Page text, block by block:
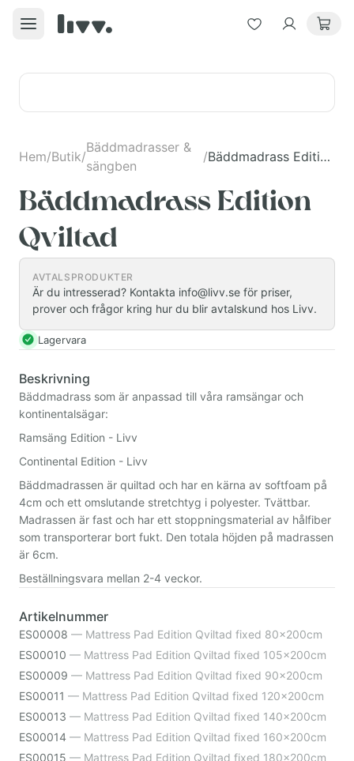
Hem/Butik/
Bäddmadrasser &
sängben
/ Bäddmadrass Edition Qviltad
Bäddmadrass Edition
Qviltad
AVTALSPRODUKTER
Är du intresserad? Kontakta info@livv.se för priser,
prover och frågor kring hur du blir avtalskund hos Livv.
Lagervara
Beskrivning
Bäddmadrass som är anpassad till våra ramsängar och
kontinentalsägar:
Ramsäng Edition - Livv
Continental Edition - Livv
Bäddmadrassen är quiltad och har en kärna av softfoam på
4cm och ett omslutande stretchtyg i polyester. Tvättbar.
Madrassen är fast och har ett stoppningsmaterial av hålfiber
som transporterar bort fukt. Den totala höjden på madrassen
är 6cm.
Beställningsvara mellan 2-4 veckor.
Artikelnummer
ES00008 — Mattress Pad Edition Qviltad fixed 80x200cm
ES00010 — Mattress Pad Edition Qviltad fixed 105x200cm
ES00009 — Mattress Pad Edition Qviltad fixed 90x200cm
ES00011 — Mattress Pad Edition Qviltad fixed 120x200cm
ES00013 — Mattress Pad Edition Qviltad fixed 140x200cm
ES00014 — Mattress Pad Edition Qviltad fixed 160x200cm
ES00015 — Mattress Pad Edition Qviltad fixed 180x200cm